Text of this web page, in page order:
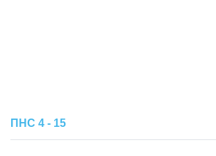
ПНС 4 - 15